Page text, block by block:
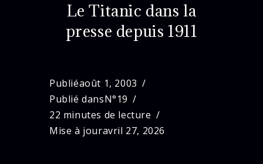
Le Titanic dans la
presse depuis 1911
Publiéaoût 1, 2003
Publié dansN°19
22 minutes de lecture
Mise à jouravril 27, 2026